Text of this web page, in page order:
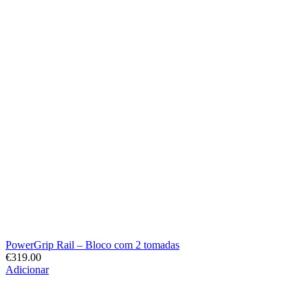
PowerGrip Rail – Bloco com 2 tomadas
€319.00
Adicionar